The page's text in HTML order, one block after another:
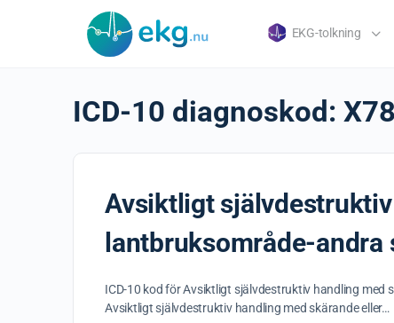
EKG-tolkning
ICD-10 diagnoskod:
Avsiktligt
lantbruksområde-
ICD-10 kod för Avsiktligt självdestruktiv handling
Avsiktligt självdestruktiv handling med skärande eller…